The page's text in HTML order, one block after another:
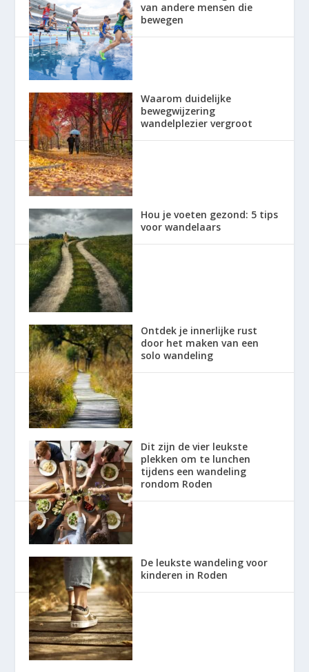
van andere mensen die
bewegen
Waarom duidelijke
bewegwijzering
wandelplezier vergroot
Hou je voeten gezond: 5 tips
voor wandelaars
Ontdek je innerlijke rust
door het maken van een
solo wandeling
Dit zijn de vier leukste
plekken om te lunchen
tijdens een wandeling
rondom Roden
De leukste wandeling voor
kinderen in Roden